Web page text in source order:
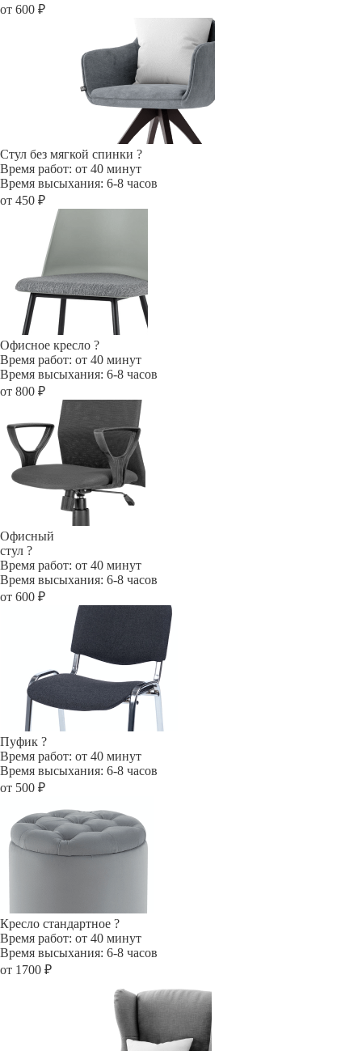
от 600 ₽
Стул без мягкой спинки ?
Время работ: от 40 минут
Время высыхания: 6-8 часов
от 450 ₽
Офисное кресло ?
Время работ: от 40 минут
Время высыхания: 6-8 часов
от 800 ₽
Офисный
стул ?
Время работ: от 40 минут
Время высыхания: 6-8 часов
от 600 ₽
Пуфик ?
Время работ: от 40 минут
Время высыхания: 6-8 часов
от 500 ₽
Кресло стандартное ?
Время работ: от 40 минут
Время высыхания: 6-8 часов
от 1700 ₽